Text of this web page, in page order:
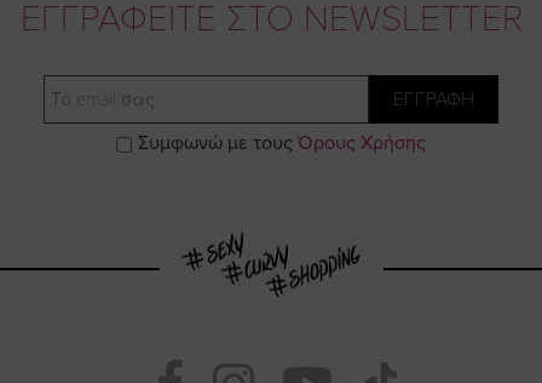
ΕΓΓΡΑΦΕΙΤΕ ΣΤΟ NEWSLETTER
Email
ΕΓΓΡΑΦΗ
Συμφωνώ με τους Όρους Χρήσης